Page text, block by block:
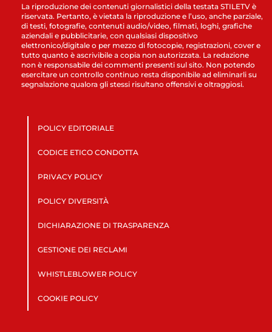
La riproduzione dei contenuti giornalistici della testata STILETV è
riservata. Pertanto, è vietata la riproduzione e l’uso, anche parziale,
di testi, fotografie, contenuti audio/video, filmati, loghi, grafiche
aziendali e pubblicitarie, con qualsiasi dispositivo
elettronico/digitale o per mezzo di fotocopie, registrazioni, cover e
tutto quanto è ascrivibile a copia non autorizzata. La redazione
non è responsabile dei commenti presenti sul sito. Non potendo
esercitare un controllo continuo resta disponibile ad eliminarli su
segnalazione qualora gli stessi risultano offensivi e oltraggiosi.
POLICY EDITORIALE
CODICE ETICO CONDOTTA
PRIVACY POLICY
POLICY DIVERSITÀ
DICHIARAZIONE DI TRASPARENZA
GESTIONE DEI RECLAMI
WHISTLEBLOWER POLICY
COOKIE POLICY